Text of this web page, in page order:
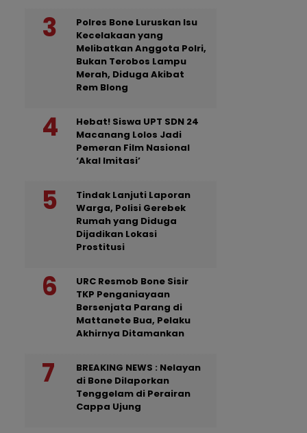
Polres Bone Luruskan Isu
Kecelakaan yang
Melibatkan Anggota Polri,
Bukan Terobos Lampu
Merah, Diduga Akibat
Rem Blong
Hebat! Siswa UPT SDN 24
Macanang Lolos Jadi
Pemeran Film Nasional
‘Akal Imitasi’
Tindak Lanjuti Laporan
Warga, Polisi Gerebek
Rumah yang Diduga
Dijadikan Lokasi
Prostitusi
URC Resmob Bone Sisir
TKP Penganiayaan
Bersenjata Parang di
Mattanete Bua, Pelaku
Akhirnya Ditamankan
BREAKING NEWS : Nelayan
di Bone Dilaporkan
Tenggelam di Perairan
Cappa Ujung